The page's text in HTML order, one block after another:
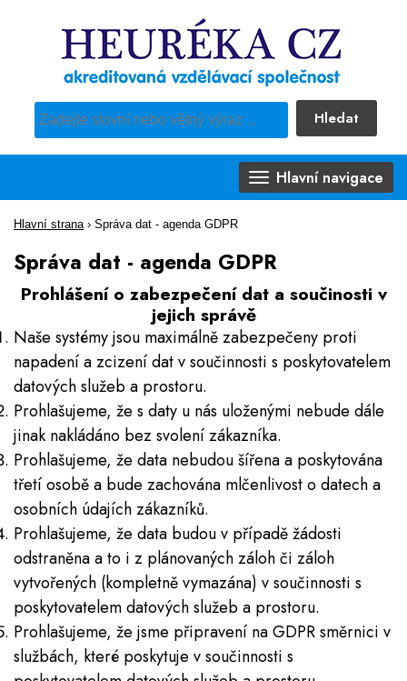
Hledat
Pro vyhledávání obsahu webu použijte předdefinovaný výběr
Hlavní navigace
Hlavní strana › Správa dat - agenda GDPR
Správa dat - agenda GDPR
Prohlášení o zabezpečení dat a součinosti v
jejich správě
Naše systémy jsou maximálně zabezpečeny proti
napadení a zcizení dat v součinnosti s poskytovatelem
datových služeb a prostoru.
Prohlašujeme, že s daty u nás uloženými nebude dále
jinak nakládáno bez svolení zákazníka.
Prohlašujeme, že data nebudou šířena a poskytována
třetí osobě a bude zachována mlčenlivost o datech a
osobních údajích zákazníků.
Prohlašujeme, že data budou v případě žádosti
odstraněna a to i z plánovaných záloh či záloh
vytvořených (kompletně vymazána) v součinnosti s
poskytovatelem datových služeb a prostoru.
Prohlašujeme, že jsme připravení na GDPR směrnici v
službách, které poskytuje v součinnosti s